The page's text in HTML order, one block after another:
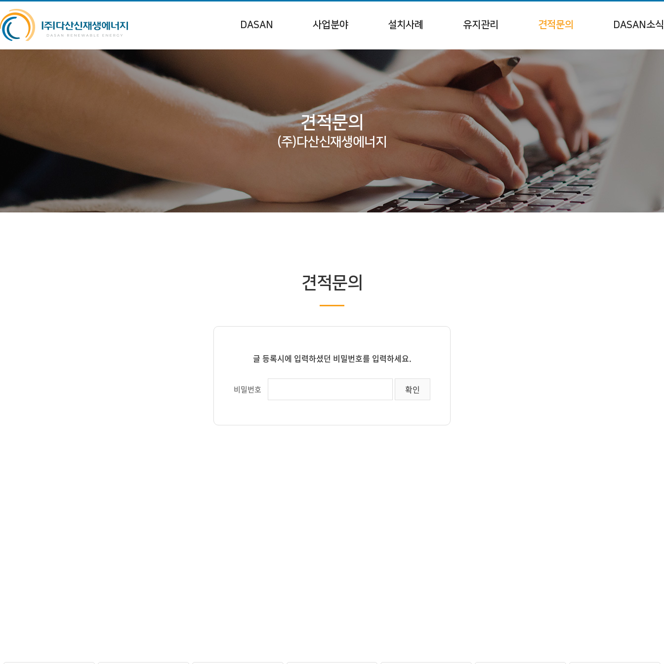
DASAN
오시는길
사업분야
금융지원사업
정부지원사업
RPSㆍFIT
건물임대사업
BIPV
연료전지
설치사례
태양광발전소
건물지원사업
주택지원사업
자가용PPA
유지관리
유지관리
견적문의 DASAN소식
견적문의
(주)다산신재생에너지
견적문의
글 등록시에 입력하셨던 비밀번호를 입력하세요.
비밀번호